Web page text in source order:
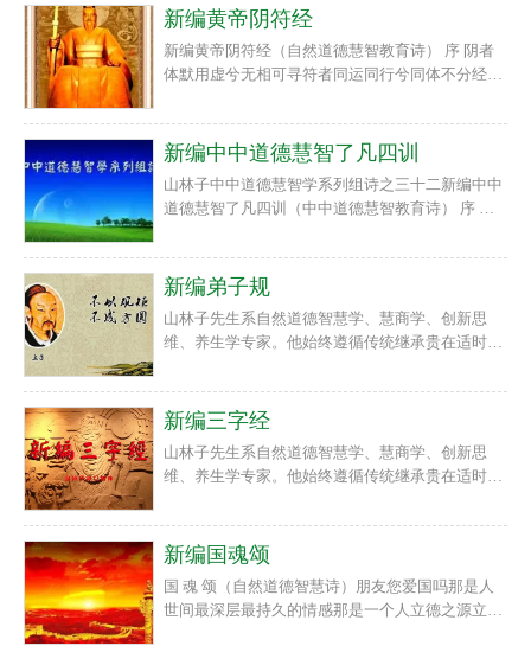
人能清静兮回归自然人
新编黄帝阴符经
新编黄帝阴符经（自然道德慧智教育诗） 序 阴者
体默用虚兮无相可寻符者同运同行兮同体不分经者
纯粹易简兮清静无为造化天地物人兮张弛曲伸太极
阴阳聚散兮动静气质天地
新编中中道德慧智了凡四训
山林子中中道德慧智学系列组诗之三十二新编中中
道德慧智了凡四训（中中道德慧智教育诗） 序 中
经四中明立命改过兮积善德感我命由我不由天兮改
运中明 （待续）
新编弟子规
山林子先生系自然道德智慧学、慧商学、创新思
维、养生学专家。他始终遵循传统继承贵在适时创
兴传统自然道德智慧文化为己任，在世界上首次提
出“慧商”“回归自然，宇宙无限；回归自我，生命
无限；回归心灵，智慧无限！”“道德智慧就是力
量，人类呼唤道德智慧教育！”等重要理念，首倡
自然道德智慧教育与教育智慧、慧商教育，自然道
题研究和教学实践。他以原创自然道德智慧诗文传
播人类先进自然道德智慧文化，提升人类自然道德
智慧心身素质！
新编三字经
山林子先生系自然道德智慧学、慧商学、创新思
维、养生学专家。他始终遵循传统继承贵在适时创
兴传统自然道德智慧文化为己任，在世界上首次提
出“慧商”“回归自然，宇宙无限；回归自我，生命
无限；回归心灵，智慧无限！”“道德智慧就是力
量，人类呼唤道德智慧教育！”等重要理念，首倡
自然道德智慧教育与教育智慧、慧商教育，自然道
新编国魂颂
国 魂 颂（自然道德智慧诗）朋友您爱国吗那是人
世间最深层最持久的情感那是一个人立德之源立功